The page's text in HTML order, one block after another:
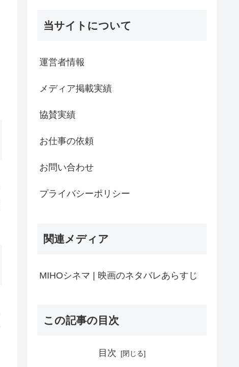
当サイトについて
運営者情報
メディア掲載実績
協賛実績
お仕事の依頼
お問い合わせ
プライバシーポリシー
関連メディア
MIHOシネマ | 映画のネタバレあらすじ
この記事の目次
目次